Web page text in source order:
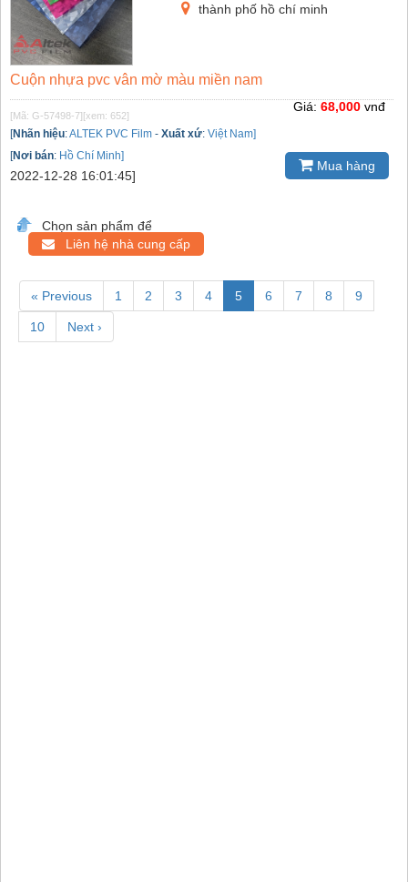
thành phố hồ chí minh
Cuộn nhựa pvc vân mờ màu miền nam
[Mã: G-57498-7] [xem: 652]
[Nhãn hiệu:ALTEK PVC Film - Xuất xứ: Việt Nam]
[Nơi bán: Hồ Chí Minh]
2022-12-28 16:01:45]
Giá: 68,000 vnđ
Mua hàng
Chọn sản phẩm để
Liên hệ nhà cung cấp
« Previous 1 2 3 4 5 6 7 8 9
10 Next ›